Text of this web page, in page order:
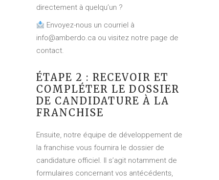
directement à quelqu’un ?
Envoyez-nous un courriel à
info@amberdo.ca ou visitez notre page de
contact.
ÉTAPE 2 : RECEVOIR ET
COMPLÉTER LE DOSSIER
DE CANDIDATURE À LA
FRANCHISE
Ensuite, notre équipe de développement de
la franchise vous fournira le dossier de
candidature officiel. Il s’agit notamment de
formulaires concernant vos antécédents,